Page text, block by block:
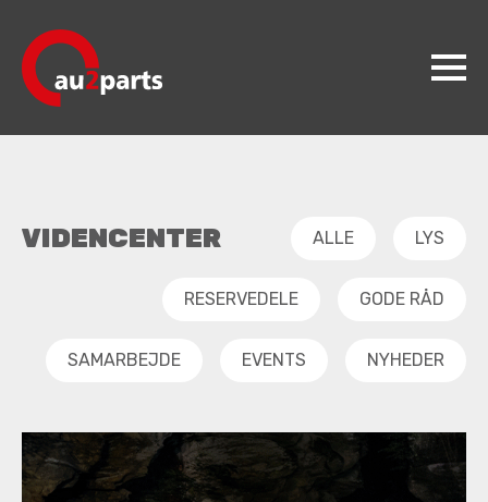
Videncenter
Lys
LYS OG LYGTER
Her kan du finde gode råd om lys og lygter.
VIDENCENTER ALLE LYS
RESERVEDELE GODE RÅD
SAMARBEJDE EVENTS NYHEDER